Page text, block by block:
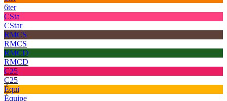
6ter
CSta
CStar
RMCS
RMCS
RMCD
RMCD
C25
C25
Équi
Équipe